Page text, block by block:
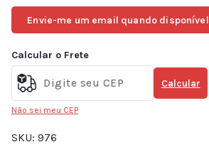
Envie-me um email quando disponível
Calcular o Frete
Calcular
Não sei meu CEP
SKU: 976